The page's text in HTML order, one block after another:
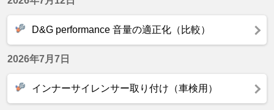
D&G performance 音量の適正化（比較）
2026年7月7日
インナーサイレンサー取り付け（車検用）